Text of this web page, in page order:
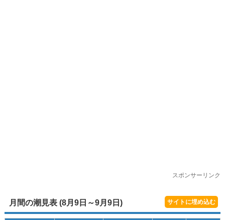
スポンサーリンク
月間の潮見表 (8月9日～9月9日) サイトに埋め込む